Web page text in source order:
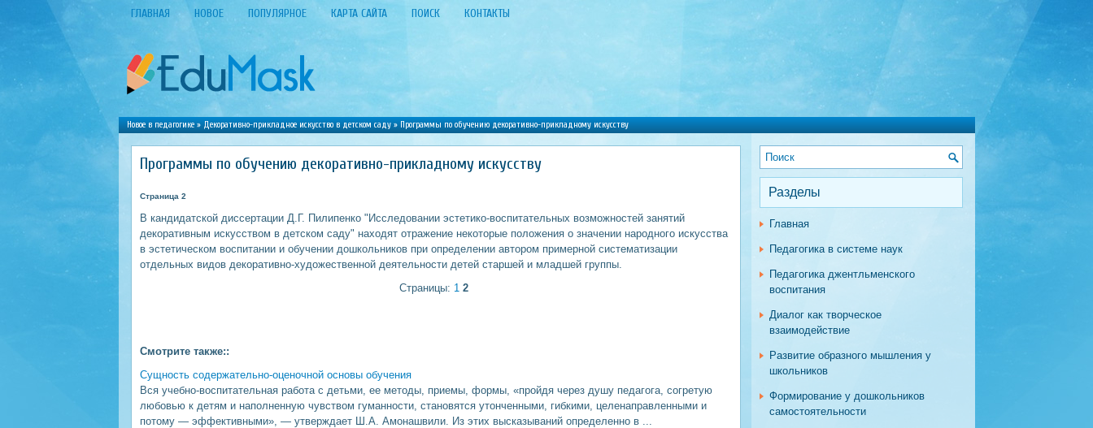
ГЛАВНАЯ НОВОЕ ПОПУЛЯРНОЕ КАРТА САЙТА ПОИСК КОНТАКТЫ
Новое в педагогике»Декоративно-прикладное искусство в детском саду» Программы по обучению декоративно-прикладному искусству
Программы по обучению декоративно-прикладному искусству
Страница 2
В кандидатской диссертации Д.Г. Пилипенко "Исследовании эстетико-воспитательных возможностей занятий
декоративным искусством в детском саду" находят отражение некоторые положения о значении народного искусства
в эстетическом воспитании и обучении дошкольников при определении автором примерной систематизации
отдельных видов декоративно-художественной деятельности детей старшей и младшей группы.
Страницы: 1 2
Смотрите также::
Сущность содержательно-оценочной основы обучения
Вся учебно-воспитательная работа с детьми, ее методы, приемы, формы, «пройдя через душу педагога, согретую
любовью к детям и наполненную чувством гуманности, становятся утонченными, гибкими, целенаправленными и
потому — эффективными», — утверждает Ш.А. Амонашвили. Из этих высказываний определенно в ...
Разделы
Главная
Педагогика в системе наук
Педагогика джентльменского
воспитания
Диалог как творческое
взаимодействие
Развитие образного мышления у
школьников
Формирование у дошкольников
самостоятельности